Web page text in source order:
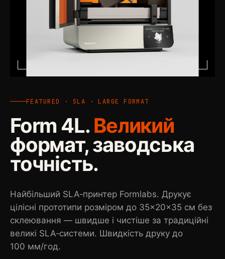
FEATURED · SLA · LARGE FORMAT
Form 4L.Великий
формат, заводська
точність.
Найбільший SLA‑принтер Formlabs. Друкує
цілісні прототипи розміром до 35×20×35 см без
склеювання — швидше і чистіше за традиційні
великі SLA‑системи. Швидкість друку до
100 мм/год.